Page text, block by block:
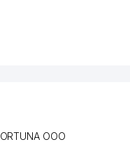
ООО